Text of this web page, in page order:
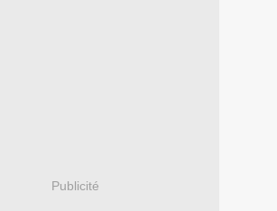
Publicité